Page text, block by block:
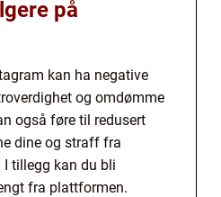
på
kan ha negative
og omdømme
også føre til redusert
dine og straff fra
tillegg kan du bli
fra plattformen.